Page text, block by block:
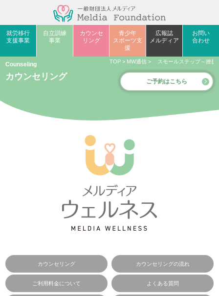
就労移行
支援事業
自立訓練
事業
カウンセ
リング
青少年
スポーツ支
援
広報誌
メルディア
お問い
合わせ
Counseling
カウンセリング
TOP > MW通信 > スモールステップ～挫折
ご予約はこちら
カウンセリング カウンセリングの流れ
ご利用料金について よくある質問